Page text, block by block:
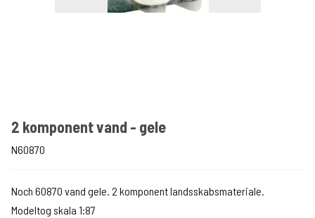
2 komponent vand - gele
N60870
Noch 60870 vand gele. 2 komponent landsskabsmateriale.
Modeltog skala 1:87